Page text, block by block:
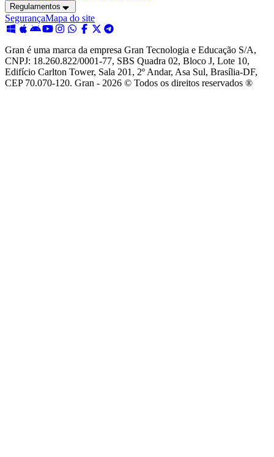
Regulamentos
SegurançaMapa do site
Gran é uma marca da empresa Gran Tecnologia e Educação S/A,
CNPJ: 18.260.822/0001-77, SBS Quadra 02, Bloco J, Lote 10,
Edifício Carlton Tower, Sala 201, 2º Andar, Asa Sul, Brasília-DF,
CEP 70.070-120. Gran - 2026 © Todos os direitos reservados ®